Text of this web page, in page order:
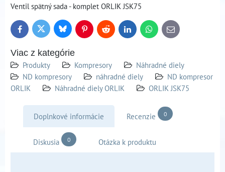
Ventil spätný sada - komplet ORLIK JSK75
FacebookTwitter BlueskyPinterestReddit LinkedInWhatsApp
E-
mail
Viac z kategórie
Produkty
Kompresory
Náhradné diely
ND kompresory
náhradné diely
ND kompresor
ORLIK
Náhradné diely ORLIK ORLIK JSK75
Doplnkové informácie Recenzie 0
Diskusia 0 Otázka k produktu